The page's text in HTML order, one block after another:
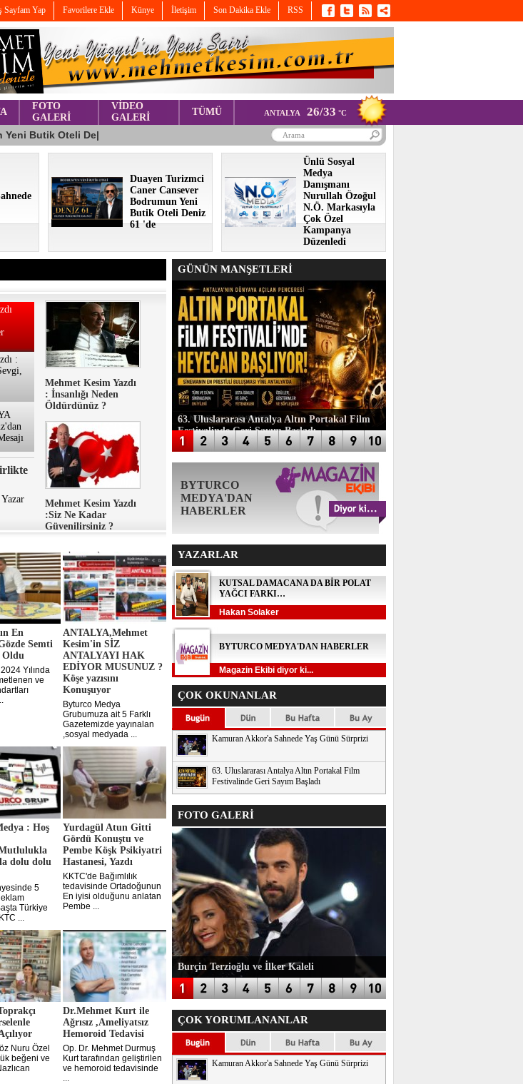
Sayfam Yap Favorilere Ekle Künye İletişim Son Dakika Ekle RSS
FOTO
GALERİ
VİDEO
GALERİ
TÜMÜ ANTALYA 26/33 °C
Duayen Turizmci
Caner Cansever
Bodrumun Yeni
Butik Oteli Deniz
61 'de
Ünlü Sosyal
Medya
Danışmanı
Nurullah Özoğul
N.Ö. Markasıyla
Çok Özel
Kampanya
Düzenledi
:
Mehmet Kesim Yazdı
: İnsanlığı Neden
Öldürdünüz ?
Mehmet Kesim Yazdı
:Siz Ne Kadar
Güvenilirsiniz ?
En
Semti
Oldu
Yılında
ve
ANTALYA,Mehmet
Kesim'in SİZ
ANTALYAYI HAK
EDİYOR MUSUNUZ ?
Köşe yazısını
Konuşuyor
Byturco Medya
Grubumuza ait 5 Farklı
Gazetemizde yayınalan
,sosyal medyada ...
: Hoş
dolu dolu
5
Türkiye
...
Yurdagül Atun Gitti
Gördü Konuştu ve
Pembe Köşk Psikiyatri
Hastanesi, Yazdı
KKTC'de Bağımlılık
tedavisinde Ortadoğunun
En iyisi olduğunu anlatan
Pembe ...
Nuru Özel
beğeni ve
Dr.Mehmet Kurt ile
Ağrısız ,Ameliyatsız
Hemoroid Tedavisi
Op. Dr. Mehmet Durmuş
Kurt tarafından geliştirilen
ve hemoroid tedavisinde
...
GÜNÜN MANŞETLERİ
63. Uluslararası Antalya Altın Portakal Film
Festivalinde Geri Sayım Başladı
BYTURCO
MEDYA'DAN
HABERLER
YAZARLAR
KUTSAL DAMACANA DA BİR POLAT
YAĞCI FARKI…
Hakan Solaker
BYTURCO MEDYA'DAN HABERLER
Magazin Ekibi diyor ki...
ÇOK OKUNANLAR
Kamuran Akkor'a Sahnede Yaş Günü Sürprizi
63. Uluslararası Antalya Altın Portakal Film
Festivalinde Geri Sayım Başladı
FOTO GALERİ
Burçin Terzioğlu ve İlker Kaleli
ÇOK YORUMLANANLAR
Kamuran Akkor'a Sahnede Yaş Günü Sürprizi